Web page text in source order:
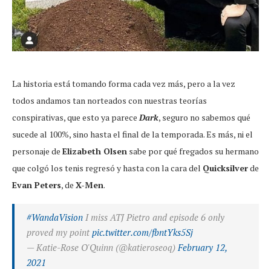
La historia está tomando forma cada vez más, pero a la vez
todos andamos tan norteados con nuestras teorías
conspirativas, que esto ya parece Dark, seguro no sabemos qué
sucede al 100%, sino hasta el final de la temporada. Es más, ni el
personaje de Elizabeth Olsen sabe por qué fregados su hermano
que colgó los tenis regresó y hasta con la cara del Quicksilverde
Evan Peters, de X-Men.
#WandaVision I miss ATJ Pietro and episode 6 only
proved my point pic.twitter.com/fbntYks5Sj
— Katie-Rose O'Quinn (@katieroseoq) February 12,
2021